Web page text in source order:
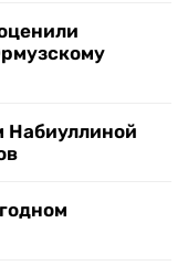
Набиуллиной